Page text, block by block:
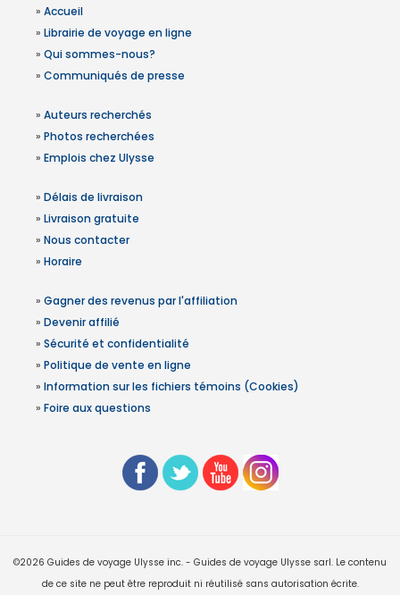
» Accueil
» Librairie de voyage en ligne
» Qui sommes-nous?
» Communiqués de presse
» Auteurs recherchés
» Photos recherchées
» Emplois chez Ulysse
» Délais de livraison
» Livraison gratuite
» Nous contacter
» Horaire
» Gagner des revenus par l'affiliation
» Devenir affilié
» Sécurité et confidentialité
» Politique de vente en ligne
» Information sur les fichiers témoins (Cookies)
» Foire aux questions
©2026 Guides de voyage Ulysse inc. - Guides de voyage Ulysse sarl. Le contenu
de ce site ne peut être reproduit ni réutilisé sans autorisation écrite.